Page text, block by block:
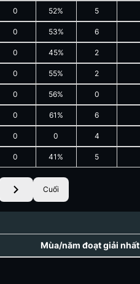
0 52% 5
0 53% 6
0 45% 2
0 55% 2
0 56% 0
0 61% 6
0 0 4
0 41% 5
Cuối
Mùa/năm đoạt giải nhất